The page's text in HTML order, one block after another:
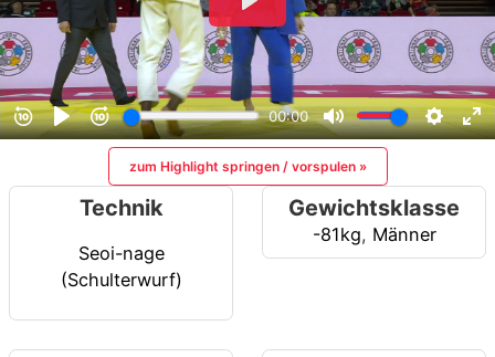
zum Highlight springen / vorspulen »
Technik
Seoi-nage
(Schulterwurf)
Gewichtsklasse
-81kg, Männer